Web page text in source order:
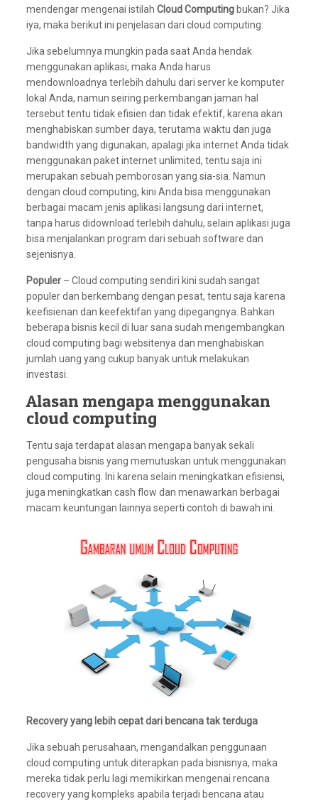
mendengar mengenai istilahCloud Computingbukan? Jika
iya, maka berikut ini penjelasan dari cloud computing:
Jika sebelumnya mungkin pada saat Anda hendak
menggunakan aplikasi, maka Anda harus
mendownloadnya terlebih dahulu dari server ke komputer
lokal Anda, namun seiring perkembangan jaman hal
tersebut tentu tidak efisien dan tidak efektif, karena akan
menghabiskan sumber daya, terutama waktu dan juga
bandwidth yang digunakan, apalagi jika internet Anda tidak
menggunakan paket internet unlimited, tentu saja ini
merupakan sebuah pemborosan yang sia-sia. Namun
dengan cloud computing, kini Anda bisa menggunakan
berbagai macam jenis aplikasi langsung dari internet,
tanpa harus didownload terlebih dahulu, selain aplikasi juga
bisa menjalankan program dari sebuah software dan
sejenisnya.
Populer – Cloud computing sendiri kini sudah sangat
populer dan berkembang dengan pesat, tentu saja karena
keefisienan dan keefektifan yang dipegangnya. Bahkan
beberapa bisnis kecil di luar sana sudah mengembangkan
cloud computing bagi websitenya dan menghabiskan
jumlah uang yang cukup banyak untuk melakukan
investasi.
Alasan mengapa menggunakan
cloud computing
Tentu saja terdapat alasan mengapa banyak sekali
pengusaha bisnis yang memutuskan untuk menggunakan
cloud computing. Ini karena selain meningkatkan efisiensi,
juga meningkatkan cash flow dan menawarkan berbagai
macam keuntungan lainnya seperti contoh di bawah ini.
Recovery yang lebih cepat dari bencana tak terduga
Jika sebuah perusahaan, mengandalkan penggunaan
cloud computing untuk diterapkan pada bisnisnya, maka
mereka tidak perlu lagi memikirkan mengenai rencana
recovery yang kompleks apabila terjadi bencana atau